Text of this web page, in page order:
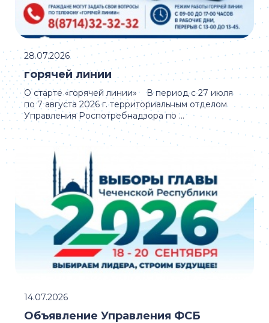
О старте «горячей линии» В период с 27 июля
по 7 августа 2026 г. территориальным отделом
Управления Роспотребнадзора по ...
горячей линии
28.07.2026
Объявление Управления ФСБ
14.07.2026